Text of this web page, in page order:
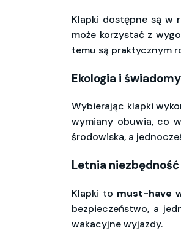
Klapki dostępne są w
może korzystać z
temu są praktycznym
Ekologia i
Wybierając klapki
wymiany obuwia, co
środowiska, a
Letnia niezbędność
Klapki to must-have
bezpieczeństwo, a
wakacyjne wyjazdy.